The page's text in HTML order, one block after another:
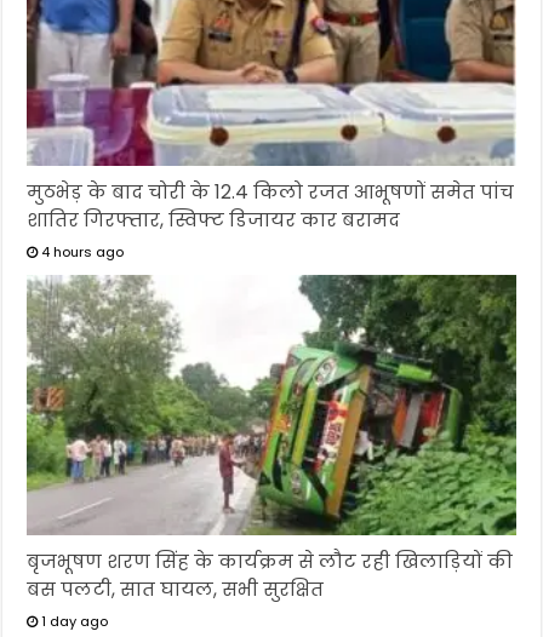
मुठभेड़ के बाद चोरी के 12.4 किलो रजत आभूषणों समेत पांच
शातिर गिरफ्तार, स्विफ्ट डिजायर कार बरामद
4 hours ago
बृजभूषण शरण सिंह के कार्यक्रम से लौट रही खिलाड़ियों की
बस पलटी, सात घायल, सभी सुरक्षित
1 day ago